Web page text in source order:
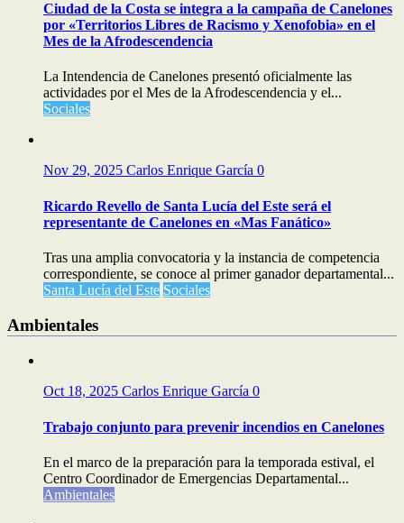
Ciudad de la Costa se integra a la campaña de Canelones
por «Territorios Libres de Racismo y Xenofobia» en el
Mes de la Afrodescendencia
La Intendencia de Canelones presentó oficialmente las
actividades por el Mes de la Afrodescendencia y el...
Sociales
Nov 29, 2025 Carlos Enrique García 0
Ricardo Revello de Santa Lucía del Este será el
representante de Canelones en «Mas Fanático»
Tras una amplia convocatoria y la instancia de competencia
correspondiente, se conoce al primer ganador departamental...
Santa Lucía del Este Sociales
Ambientales
Oct 18, 2025 Carlos Enrique García 0
Trabajo conjunto para prevenir incendios en Canelones
En el marco de la preparación para la temporada estival, el
Centro Coordinador de Emergencias Departamental...
Ambientales